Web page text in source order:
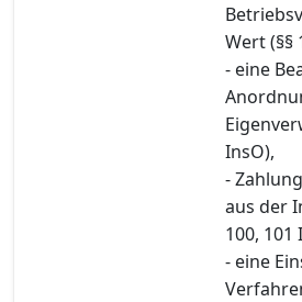
Wert (§§
- eine
InsO),
-
aus der
100, 101
- eine